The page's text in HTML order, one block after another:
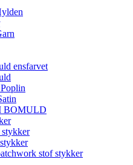
ensfarvet
BOMULD
stof stykker